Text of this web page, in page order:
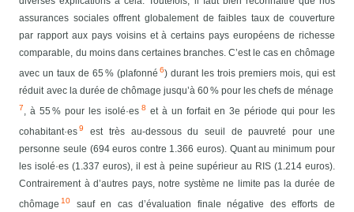
assurances sociales offrent globalement de faibles taux de couverture
par rapport aux pays voisins et à certains pays européens de richesse
comparable, du moins dans certaines branches. C’est le cas en chômage
avec un taux de 65 % (plafonné6) durant les trois premiers mois, qui est
réduit avec la durée de chômage jusqu’à 60 % pour les chefs de ménage
7 , à 55 % pour les isolé·es 8 et à un forfait en 3e période qui pour les
cohabitant·es9
est très au-dessous du seuil de pauvreté pour une
personne seule (694 euros contre 1.366 euros). Quant au minimum pour
les isolé·es (1.337 euros), il est à peine supérieur au RIS (1.214 euros).
Contrairement à d’autres pays, notre système ne limite pas la durée de
chômage10
sauf en cas d’évaluation finale négative des efforts de